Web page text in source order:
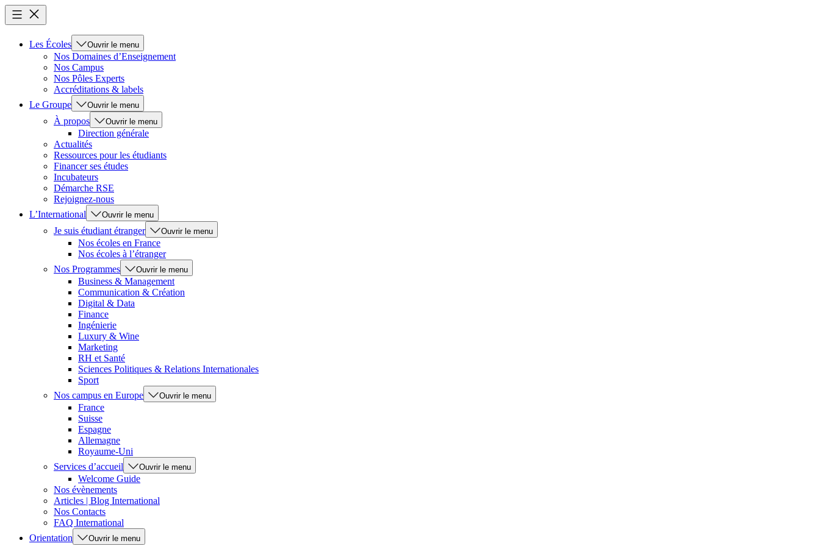
Les Écoles Ouvrir le menu
Nos Domaines d’Enseignement
Nos Campus
Nos Pôles Experts
Accréditations & labels
Le Groupe
Ouvrir le menu
À propos Ouvrir le menu
Direction générale
Actualités
Ressources pour les étudiants
Financer ses études
Incubateurs
Démarche RSE
Rejoignez-nous
L’International
Ouvrir le menu
Je suis étudiant étranger Ouvrir le menu
Nos écoles en France
Nos écoles à l’étranger
Nos Programmes
Ouvrir le menu
Business & Management
Communication & Création
Digital & Data
Finance
Ingénierie
Luxury & Wine
Marketing
RH et Santé
Sciences Politiques & Relations Internationales
Sport
Nos campus en Europe
Ouvrir le menu
France
Suisse
Espagne
Allemagne
Royaume-Uni
Services d’accueil
Ouvrir le menu
Welcome Guide
Nos évènements
Articles | Blog International
Nos Contacts
FAQ International
Orientation
Ouvrir le menu